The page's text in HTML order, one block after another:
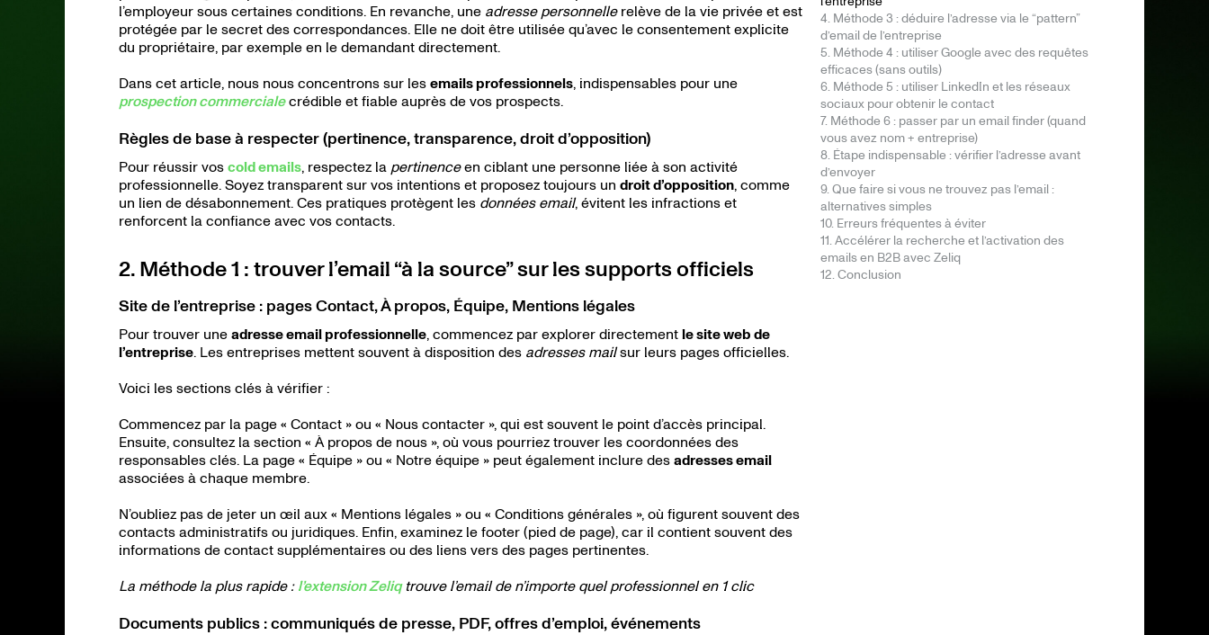
l’employeur sous certaines conditions. En revanche, une adresse personnellerelève de la vie privée et est
protégée par le secret des correspondances. Elle ne doit être utilisée qu’avec le consentement explicite
du propriétaire, par exemple en le demandant directement.
Dans cet article, nous nous concentrons sur les emails professionnels, indispensables pour une
prospection commercialecrédible et fiable auprès de vos prospects.
Règles de base à respecter (pertinence, transparence, droit d’opposition)
Pour réussir vos cold emails, respectez la pertinenceen ciblant une personne liée à son activité
professionnelle. Soyez transparent sur vos intentions et proposez toujours un droit d’opposition, comme
un lien de désabonnement. Ces pratiques protègent les données email, évitent les infractions et
renforcent la confiance avec vos contacts.
2. Méthode 1 : trouver l’email “à la source” sur les supports officiels
Site de l’entreprise : pages Contact, À propos, Équipe, Mentions légales
Pour trouver une adresse email professionnelle, commencez par explorer directement le site web de
l’entreprise. Les entreprises mettent souvent à disposition des adresses mailsur leurs pages officielles.
Voici les sections clés à vérifier :
Commencez par la page « Contact » ou « Nous contacter », qui est souvent le point d’accès principal.
Ensuite, consultez la section « À propos de nous », où vous pourriez trouver les coordonnées des
responsables clés. La page « Équipe » ou « Notre équipe » peut également inclure des adresses email
associées à chaque membre.
N’oubliez pas de jeter un œil aux « Mentions légales » ou « Conditions générales », où figurent souvent des
contacts administratifs ou juridiques. Enfin, examinez le footer (pied de page), car il contient souvent des
informations de contact supplémentaires ou des liens vers des pages pertinentes.
La méthode la plus rapide : l’extension Zeliq trouve l’email de n’importe quel professionnel en 1 clic
Documents publics : communiqués de presse, PDF, offres d’emploi, événements
4. Méthode 3 : déduire l’adresse via le “pattern”
d’email de l’entreprise
5. Méthode 4 : utiliser Google avec des requêtes
efficaces (sans outils)
6. Méthode 5 : utiliser LinkedIn et les réseaux
sociaux pour obtenir le contact
7. Méthode 6 : passer par un email finder (quand
vous avez nom + entreprise)
8. Étape indispensable : vérifier l’adresse avant
d’envoyer
9. Que faire si vous ne trouvez pas l’email :
alternatives simples
10. Erreurs fréquentes à éviter
11. Accélérer la recherche et l’activation des
emails en B2B avec Zeliq
12. Conclusion